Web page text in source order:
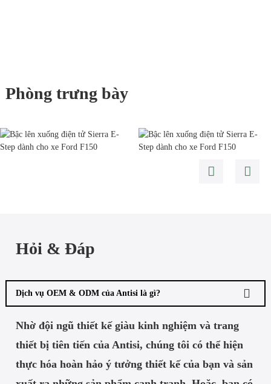
Phòng trưng bày
Hỏi & Đáp
Dịch vụ OEM & ODM của Antisi là gì?
Nhờ đội ngũ thiết kế giàu kinh nghiệm và trang
thiết bị tiên tiến của Antisi, chúng tôi có thể hiện
thực hóa hoàn hảo ý tưởng thiết kế của bạn và sản